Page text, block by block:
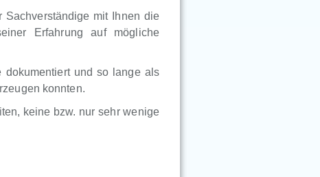
mit Ihnen die
Erfahrung auf mögliche
dokumentiert und so lange als
konnten.
keine bzw. nur sehr wenige